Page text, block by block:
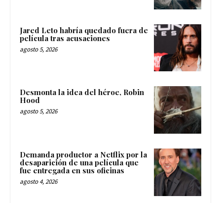
Jared Leto habría quedado fuera de
película tras acusaciones
agosto 5, 2026
Desmonta la idea del héroe, Robin
Hood
agosto 5, 2026
Demanda productor a Netflix por la
desaparición de una película que
fue entregada en sus oficinas
agosto 4, 2026